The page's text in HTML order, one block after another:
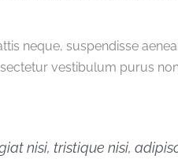
neque, suspendisse
vestibulum purus
nisi, tristique nisi,